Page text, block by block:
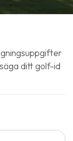
ditt golf-id